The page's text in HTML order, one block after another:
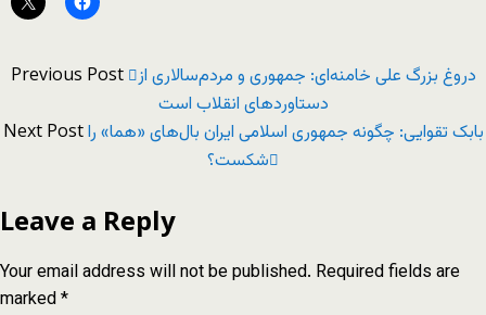
Previous Post دروغ بزرگ علی خامنه‌ای: جمهوری و مردم‌سالاری از
دستاوردهای انقلاب است
Next Postبابک تقوایی: چگونه جمهوری اسلامی ایران بال‌های «هما» را
شکست؟
Leave a Reply
Your email address will not be published. Required fields are
marked*